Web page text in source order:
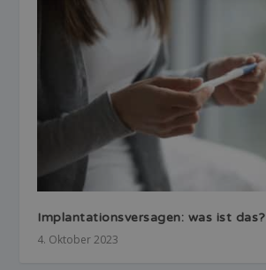
Implantationsversagen: was ist das?
4. Oktober 2023